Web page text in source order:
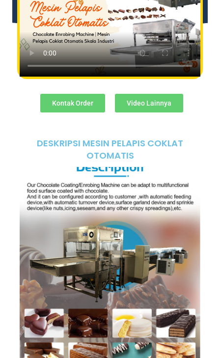
Kontak Order Video Lainnya
DESKRIPSI MESIN PELAPIS COKLAT
OTOMATIS